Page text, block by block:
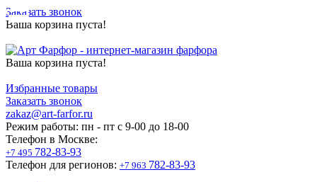
Заказать звонок
Ваша корзина пуста!
Ваша корзина пуста!
Избранные товары
Заказать звонок
zakaz@art-farfor.ru
Режим работы: пн - пт c 9-00 до 18-00
Телефон в Москве:
+7 495 782-83-93
Телефон для регионов: +7 963 782-83-93